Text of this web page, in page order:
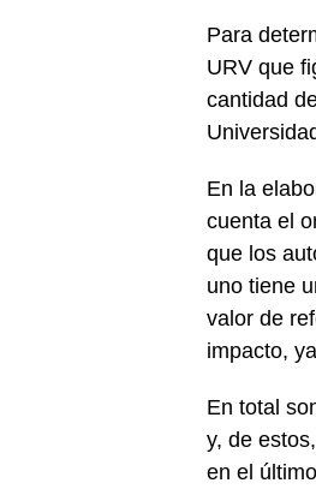
Para
URV que
cantidad
En la
cuenta el
que los
uno tiene
valor de
impacto,
En total
y, de
en el